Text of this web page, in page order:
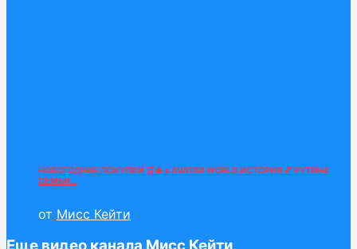
НОВОГОДНИЕ ПОКУПКИ 🛒🎄 в AVATAR WORLD ИСТОРИЯ 💕 РУТИНА
СЕМЬИ...
от Мисс Кейти